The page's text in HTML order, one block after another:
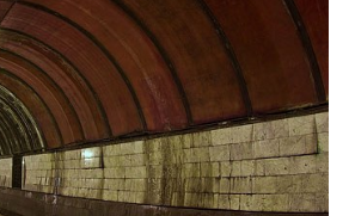
розпочало підготовку нових
контрактів для військовослужбовців
місяців ago
встановили нові обмеження у
карантинних зонах
років ago